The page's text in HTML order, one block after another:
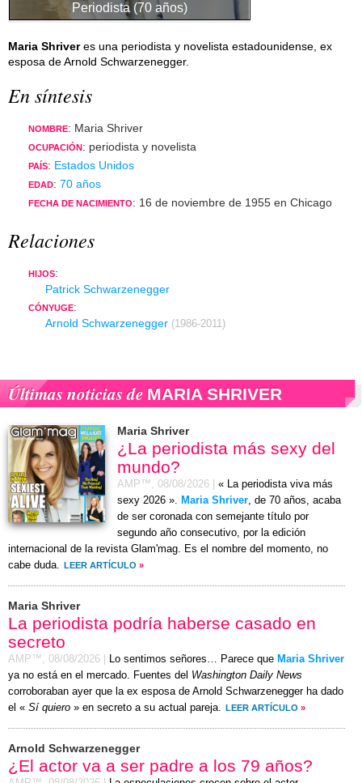
Periodista (70 años)
Maria Shriveres una periodista y novelista estadounidense, ex
esposa de Arnold Schwarzenegger.
En síntesis
NOMBRE: Maria Shriver
OCUPACIÓN : periodista y novelista
PAÍS: Estados Unidos
EDAD: 70 años
FECHA DE NACIMIENTO: 16 de noviembre de 1955 en Chicago
Relaciones
HIJOS:
Patrick Schwarzenegger
CÓNYUGE:
Arnold Schwarzenegger (1986-2011)
Últimas noticias de MARIA SHRIVER
Maria Shriver
¿La periodista más sexy del
mundo?
AMP™, 08/08/2026
« La periodista viva más
sexy 2026 ».
Maria Shriver , de 70 años, acaba
de ser coronada con semejante título por
segundo año consecutivo, por la edición
internacional de la revista Glam'mag. Es el nombre del momento, no
cabe duda.
LEER ARTÍCULO »
Maria Shriver
La periodista podría haberse casado en
secreto
AMP™, 08/08/2026 Lo sentimos señores… Parece que Maria Shriver
ya no está en el mercado. Fuentes del Washington Daily News
corroboraban ayer que la ex esposa de Arnold Schwarzenegger ha dado
el « Sí quiero » en secreto a su actual pareja. LEER ARTÍCULO »
Arnold Schwarzenegger
¿El actor va a ser padre a los 79 años?